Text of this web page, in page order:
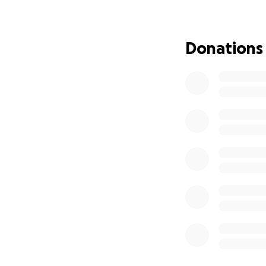
ihtiyaç duyuyor.
dirençli ve
Donations